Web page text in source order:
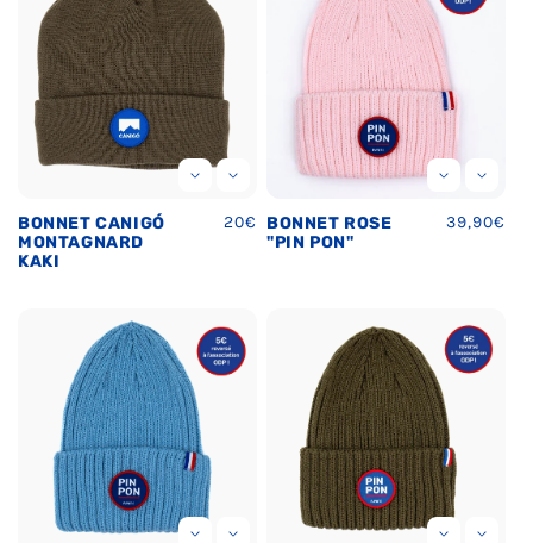
BONNET CANIGÓ
MONTAGNARD
KAKI
Prix
habituel
20€
BONNET ROSE
"PIN PON"
Prix
39,90€